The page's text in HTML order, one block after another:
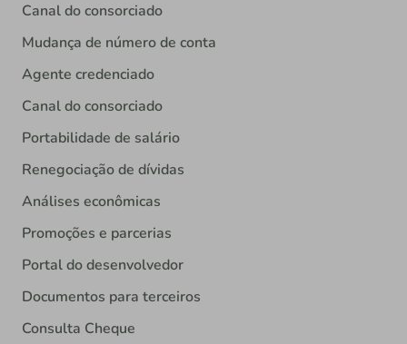
Canal do consorciado
Mudança de número de conta
Agente credenciado
Canal do consorciado
Portabilidade de salário
Renegociação de dívidas
Análises econômicas
Promoções e parcerias
Portal do desenvolvedor
Documentos para terceiros
Consulta Cheque